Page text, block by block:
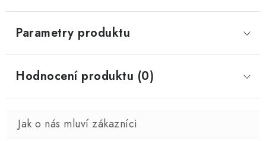
Parametry produktu
Hodnocení produktu (0)